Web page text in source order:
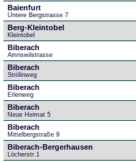
Baienfurt
Untere Bergstrasse 7
Berg-Kleintobel
Kleintobel
Biberach
Amriswilstrasse
Biberach
Strölinweg
Biberach
Erlenweg
Biberach
Neue Heimat 5
Biberach
Mittelbergstraße 9
Biberach-Bergerhausen
Löcherstr.1